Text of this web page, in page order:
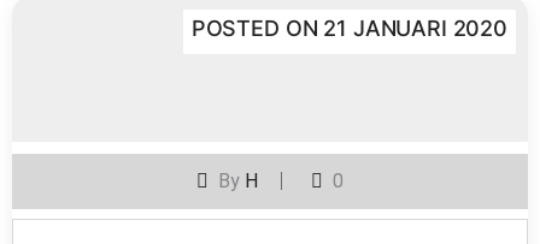
POSTED ON 21 JANUARI 2020
By H 0